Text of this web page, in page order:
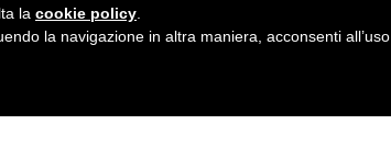
la cookie policy
la navigazione in altra maniera, acconsenti all’uso